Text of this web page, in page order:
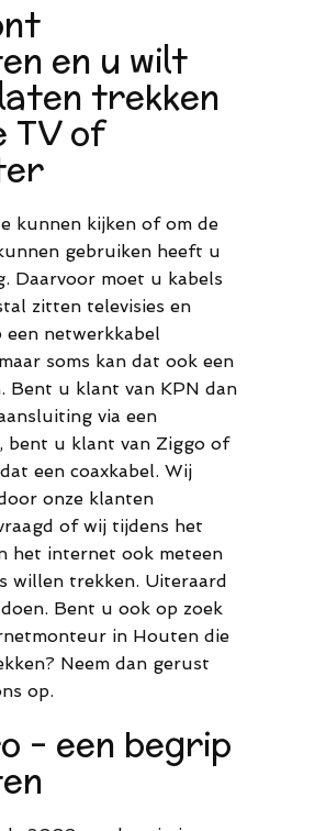
en u wilt
trekken
TV of
kunnen kijken of om de
gebruiken heeft u
Daarvoor moet u kabels
zitten televisies en
een netwerkkabel
soms kan dat ook een
Bent u klant van KPN dan
via een
bent u klant van Ziggo of
een coaxkabel. Wij
onze klanten
of wij tijdens het
het internet ook meteen
willen trekken. Uiteraard
Bent u ook op zoek
in Houten die
Neem dan gerust
op.
- een begrip